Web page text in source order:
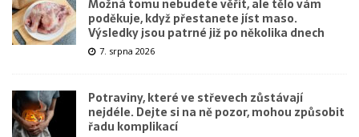
Možná tomu nebudete věřit, ale tělo vám
poděkuje, když přestanete jíst maso.
Výsledky jsou patrné již po několika dnech
7. srpna 2026
Potraviny, které ve střevech zůstávají
nejdéle. Dejte si na ně pozor, mohou způsobit
řadu komplikací